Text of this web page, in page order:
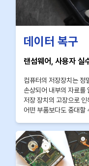
데이터 복구
랜섬웨어, 사용자 실
컴퓨터의 저장장치는 정
손상되어 내부의 자료를
저장 장치의 고장으로
어떤 부품보다도 중대할